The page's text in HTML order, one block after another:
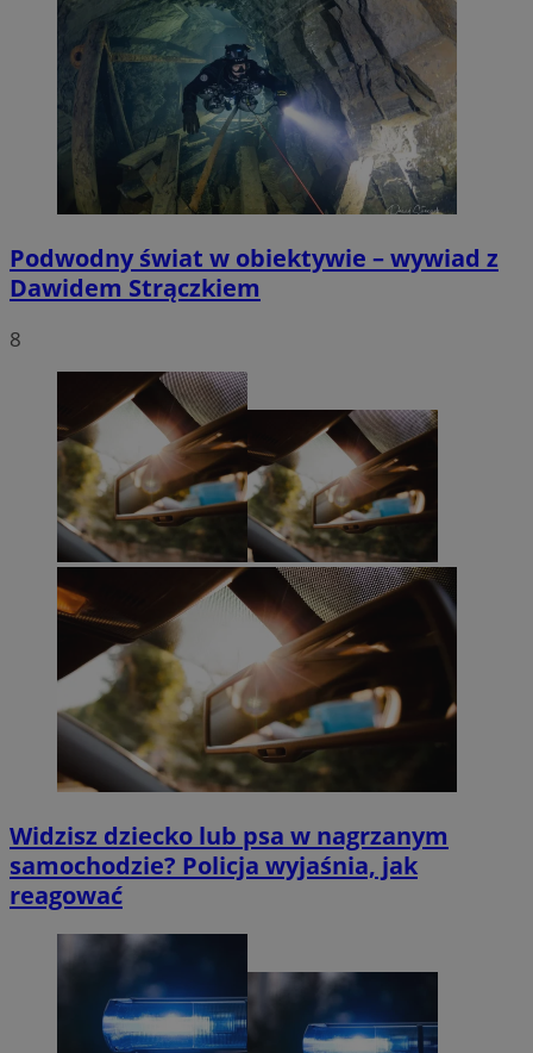
Podwodny świat w obiektywie – wywiad z
Dawidem Strączkiem
8
Widzisz dziecko lub psa w nagrzanym
samochodzie? Policja wyjaśnia, jak
reagować